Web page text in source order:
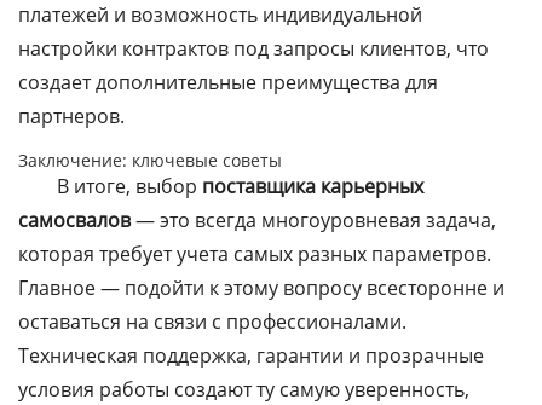
платежей и возможность индивидуальной
настройки контрактов под запросы клиентов, что
создает дополнительные преимущества для
партнеров.
Заключение: ключевые советы
В итоге, выбор поставщика карьерных
самосвалов— это всегда многоуровневая задача,
которая требует учета самых разных параметров.
Главное — подойти к этому вопросу всесторонне и
оставаться на связи с профессионалами.
Техническая поддержка, гарантии и прозрачные
условия работы создают ту самую уверенность,